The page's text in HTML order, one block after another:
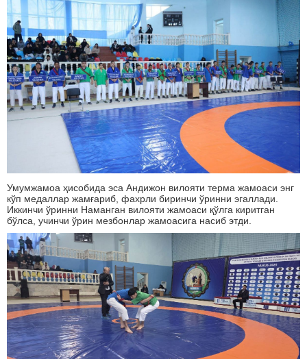
Умумжамоа ҳисобида эса Андижон вилояти терма жамоаси энг
кўп медаллар жамғариб, фахрли биринчи ўринни эгаллади.
Иккинчи ўринни Наманган вилояти жамоаси қўлга киритган
бўлса, учинчи ўрин мезбонлар жамоасига насиб этди.